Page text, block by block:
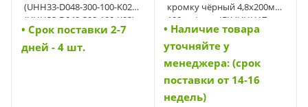
(UHH33-D048-300-100-K02)
(UHH33-D048-300-100-K02)
• Cрок поставки 2-7
дней - 4 шт.
кромку чёрный 4,8х200мм
100шт/упак IEK (UHH17-
D048-200-100-K02)
• Наличие товара
уточняйте у
менеджера: (срок
поставки от 14-16
недель)